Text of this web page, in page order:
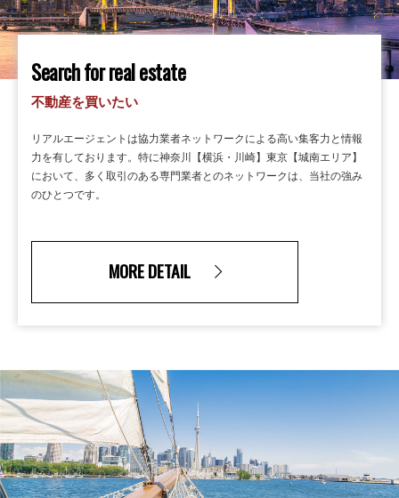
Search for real estate
不動産を買いたい
リアルエージェントは協力業者ネットワークによる高い集客力と情報
力を有しております。特に神奈川【横浜・川崎】東京【城南エリア】
において、多く取引のある専門業者とのネットワークは、当社の強み
のひとつです。
MORE DETAIL